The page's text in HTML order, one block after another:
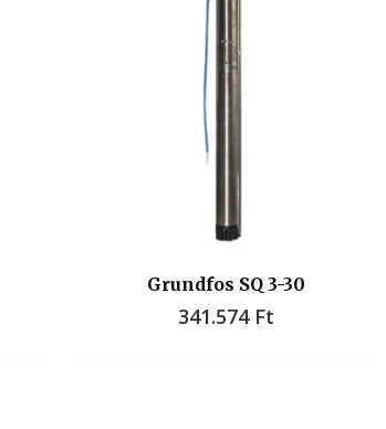
Grundfos SQ 3-30
341.574 Ft